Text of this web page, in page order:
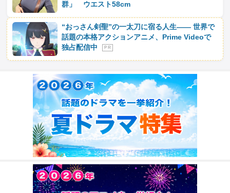
群」 ウエスト58cm
“おっさん剣聖”の一太刀に宿る人生―― 世界で
話題の本格アクションアニメ、Prime Videoで
独占配信中
P R